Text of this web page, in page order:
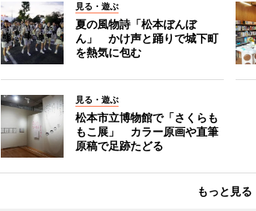
見る・遊ぶ
夏の風物詩「松本ぼんぼ
ん」 かけ声と踊りで城下町
を熱気に包む
見る・遊ぶ
松本市立博物館で「さくらも
もこ展」 カラー原画や直筆
原稿で足跡たどる
もっと見る